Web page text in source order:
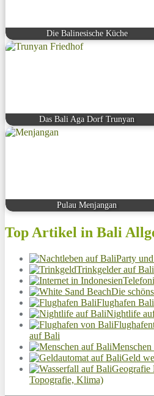
Die Balinesische Küche
Das Bali Aga Dorf Trunyan
Pulau Menjangan
Top Artikel in Bali
Party
Trinkgelder auf Bali
Die
Flughafen Bali
Nightlife
auf Bali
Geld
Geografie
Topografie, Klima)